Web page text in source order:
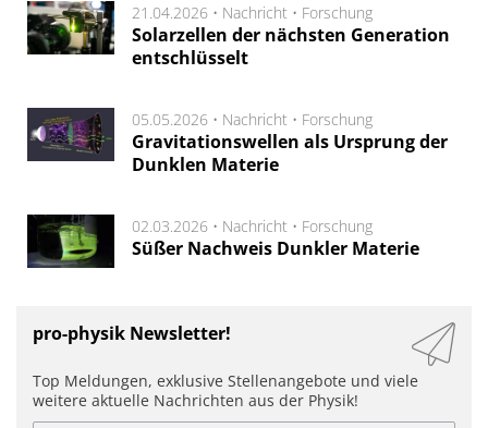
21.04.2026 • Nachricht • Forschung
Solarzellen der nächsten Generation
entschlüsselt
05.05.2026 • Nachricht • Forschung
Gravitationswellen als Ursprung der
Dunklen Materie
02.03.2026 • Nachricht • Forschung
Süßer Nachweis Dunkler Materie
pro-physik Newsletter!
Top Meldungen, exklusive Stellenangebote und viele
weitere aktuelle Nachrichten aus der Physik!